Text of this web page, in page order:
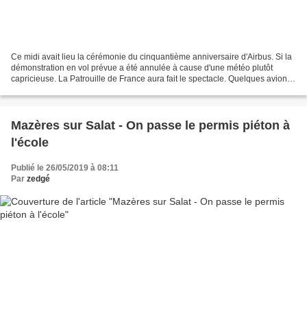
Ce midi avait lieu la cérémonie du cinquantième anniversaire d'Airbus. Si la
démonstration en vol prévue a été annulée à cause d'une météo plutôt
capricieuse. La Patrouille de France aura fait le spectacle. Quelques avions
Mazères sur Salat - On passe le permis piéton à
l'école
Publié le 26/05/2019 à 08:11
Par zedgé